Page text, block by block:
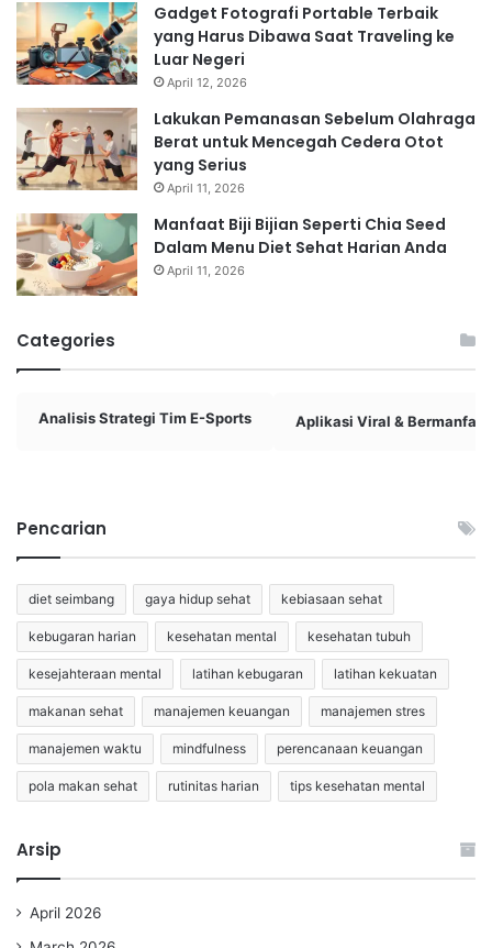
Gadget Fotografi Portable Terbaik
yang Harus Dibawa Saat Traveling ke
Luar Negeri
April 12, 2026
Lakukan Pemanasan Sebelum Olahraga
Berat untuk Mencegah Cedera Otot
yang Serius
April 11, 2026
Manfaat Biji Bijian Seperti Chia Seed
Dalam Menu Diet Sehat Harian Anda
April 11, 2026
Categories
Analisis Strategi Tim E-Sports Aplikasi Viral & Bermanfaat
Pencarian
diet seimbang gaya hidup sehat kebiasaan sehat
kebugaran harian kesehatan mental kesehatan tubuh
kesejahteraan mental latihan kebugaran latihan kekuatan
makanan sehat manajemen keuangan manajemen stres
manajemen waktu mindfulness perencanaan keuangan
pola makan sehat rutinitas harian tips kesehatan mental
Arsip
April 2026